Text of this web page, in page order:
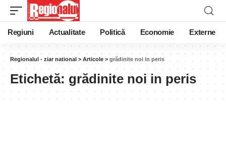
Regiuni Actualitate Politică Economie Externe
Regionalul - ziar national > Articole > grădinite noi in peris
Etichetă: grădinite noi in peris